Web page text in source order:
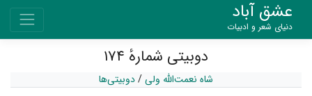
عشق آباد
دنیای شعر و ادبیات
دوبیتی شمارهٔ ۱۷۴
شاه نعمت‌الله ولی/دوبیتی‌ها